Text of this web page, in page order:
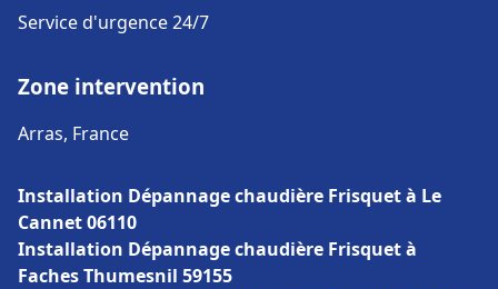
Service d'urgence 24/7
Zone intervention
Arras, France
Installation Dépannage chaudière Frisquet à Le
Cannet 06110
Installation Dépannage chaudière Frisquet à
Faches Thumesnil 59155